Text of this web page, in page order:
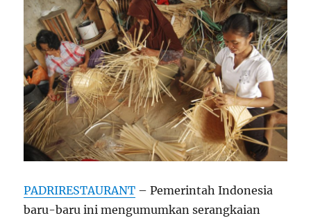
PADRIRESTAURANT – Pemerintah Indonesia
baru-baru ini mengumumkan serangkaian